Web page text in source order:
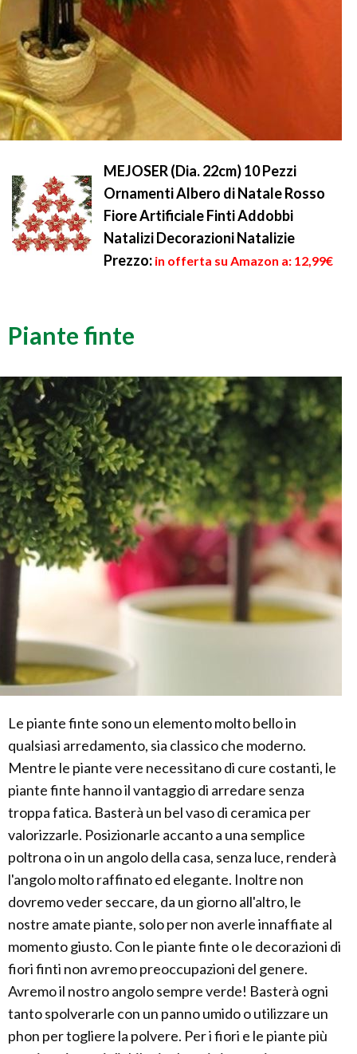
MEJOSER (Dia. 22cm) 10 Pezzi
Ornamenti Albero di Natale Rosso
Fiore Artificiale Finti Addobbi
Natalizi Decorazioni Natalizie
Prezzo: in offerta su Amazon a: 12,99€
Piante finte
Le piante finte sono un elemento molto bello in
qualsiasi arredamento, sia classico che moderno.
Mentre le piante vere necessitano di cure costanti, le
piante finte hanno il vantaggio di arredare senza
troppa fatica. Basterà un bel vaso di ceramica per
valorizzarle. Posizionarle accanto a una semplice
poltrona o in un angolo della casa, senza luce, renderà
l'angolo molto raffinato ed elegante. Inoltre non
dovremo veder seccare, da un giorno all'altro, le
nostre amate piante, solo per non averle innaffiate al
momento giusto. Con le piante finte o le decorazioni di
fiori finti non avremo preoccupazioni del genere.
Avremo il nostro angolo sempre verde! Basterà ogni
tanto spolverarle con un panno umido o utilizzare un
phon per togliere la polvere. Per i fiori e le piante più